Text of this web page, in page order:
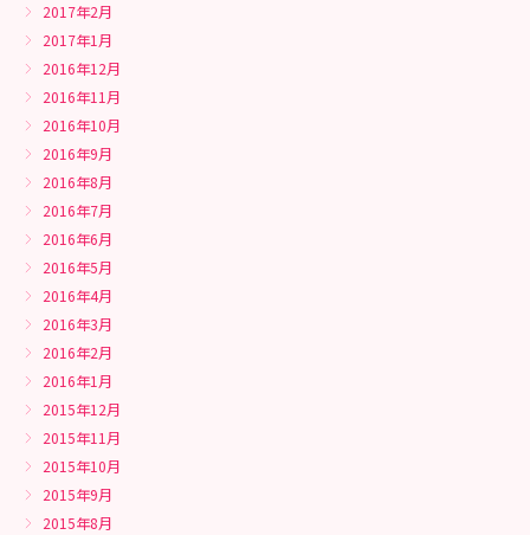
2017年2月
2017年1月
2016年12月
2016年11月
2016年10月
2016年9月
2016年8月
2016年7月
2016年6月
2016年5月
2016年4月
2016年3月
2016年2月
2016年1月
2015年12月
2015年11月
2015年10月
2015年9月
2015年8月